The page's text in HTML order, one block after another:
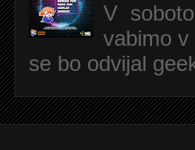
V
vabimo
se bo odvijal